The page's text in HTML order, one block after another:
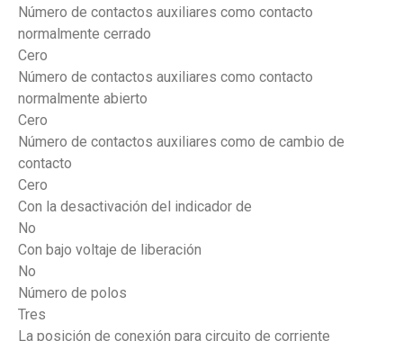
Número de contactos auxiliares como contacto
normalmente cerrado
Cero
Número de contactos auxiliares como contacto
normalmente abierto
Cero
Número de contactos auxiliares como de cambio de
contacto
Cero
Con la desactivación del indicador de
No
Con bajo voltaje de liberación
No
Número de polos
Tres
La posición de conexión para circuito de corriente